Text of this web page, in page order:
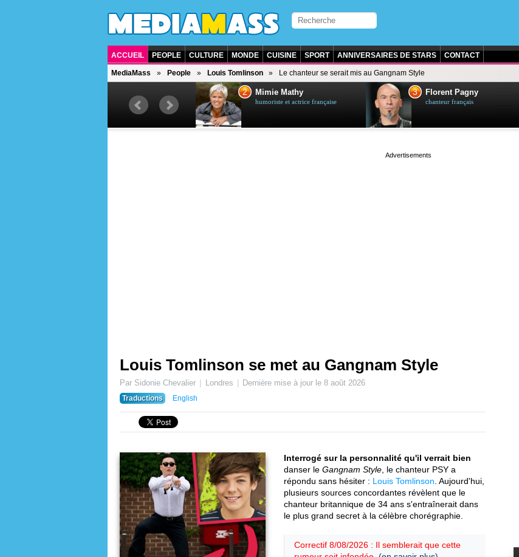
ACCUEIL PEOPLE CULTURE MONDE CUISINE SPORT ANNIVERSAIRES DE STARS CONTACT
MediaMass People Louis Tomlinson Le chanteur se serait mis au Gangnam Style
chanteuse québécoise
2 Mimie Mathy
humoriste et actrice française
3 Florent Pagny
chanteur français
Louis Tomlinson se met au Gangnam Style
Par Sidonie Chevalier Londres Dernière mise à jour le8 août 2026
Traductions
English
Interrogé sur la personnalité qu'il verrait bien
danser le Gangnam Style , le chanteur PSY a
répondu sans hésiter : Louis Tomlinson . Aujourd'hui,
plusieurs sources concordantes révèlent que le
chanteur britannique de 34 ans s'entraînerait dans
le plus grand secret à la célèbre chorégraphie.
Correctif 8/08/2026 : Il semblerait que cette